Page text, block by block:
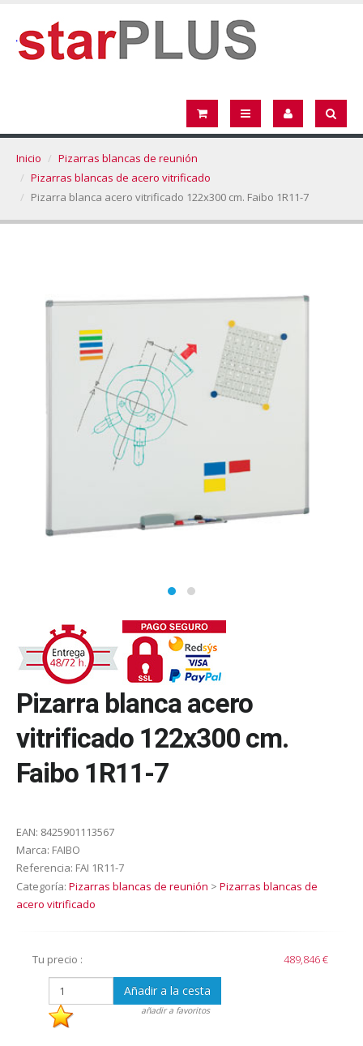
Inicio
Pizarras blancas de reunión
Pizarras blancas de acero vitrificado
Pizarra blanca acero vitrificado 122x300 cm. Faibo 1R11-7
Pizarra blanca acero
vitrificado 122x300 cm.
Faibo 1R11-7
EAN: 8425901113567
Marca: FAIBO
Referencia: FAI 1R11-7
Categoría: Pizarras blancas de reunión > Pizarras blancas de
acero vitrificado
Tu precio : 489,846 €
Añadir a la cesta
añadir a favoritos